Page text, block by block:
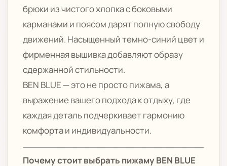
брюки из чистого хлопка с боковыми
карманами и поясом дарят полную свободу
движений. Насыщенный темно-синий цвет и
фирменная вышивка добавляют образу
сдержанной стильности.
BEN BLUE — это не просто пижама, а
выражение вашего подхода к отдыху, где
каждая деталь подчеркивает гармонию
комфорта и индивидуальности.
Почему стоит выбрать пижаму BEN BLUE